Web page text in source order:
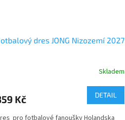
dres JONG Nizozemí 2027
Skladem
Kč DETAIL
pro fotbalové fanoušky Holandska